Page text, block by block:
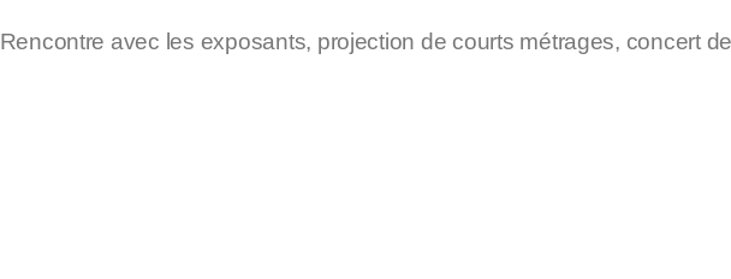
Rencontre avec les exposants, projection de courts métrages, concert